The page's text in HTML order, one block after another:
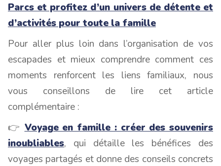
Parcs et profitez d’un univers de détente et
d’activités pour toute la famille
Pour aller plus loin dans l’organisation de vos
escapades et mieux comprendre comment ces
moments renforcent les liens familiaux, nous
vous conseillons de lire cet article
complémentaire :
👉 Voyage en famille : créer des souvenirs
inoubliables, qui détaille les bénéfices des
voyages partagés et donne des conseils concrets